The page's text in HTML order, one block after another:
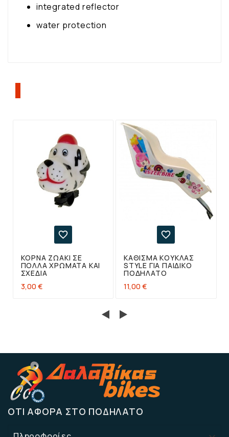
integrated reflector
water protection

ΚΌΡΝΑ ΖΩΆΚΙ ΣΕ
ΠΟΛΛΆ ΧΡΏΜΑΤΑ ΚΑΙ
ΣΧΈΔΙΑ
3,00 €

ΚΆΘΙΣΜΑ ΚΟΎΚΛΑΣ
STYLE ΓΙΑ ΠΑΙΔΙΚΌ
ΠΟΔΉΛΑΤΟ
11,00 €
ΌΤΙ ΑΦΟΡΆ ΣΤΟ ΠΟΔΉΛΑΤΟ